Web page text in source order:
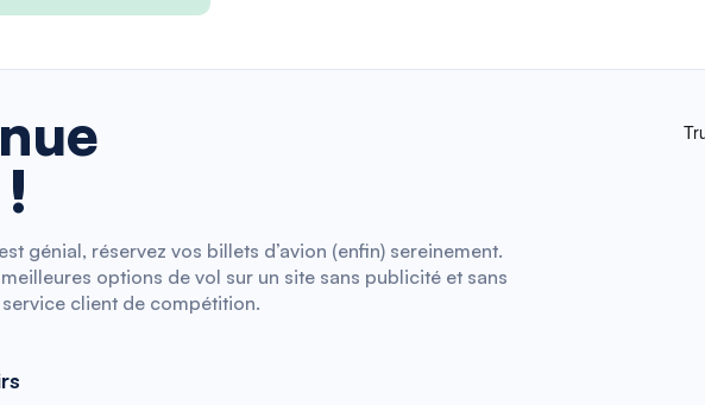
génial, réservez vos billets d’avion (enfin) sereinement.
options de vol sur un site sans publicité et sans
client de compétition.